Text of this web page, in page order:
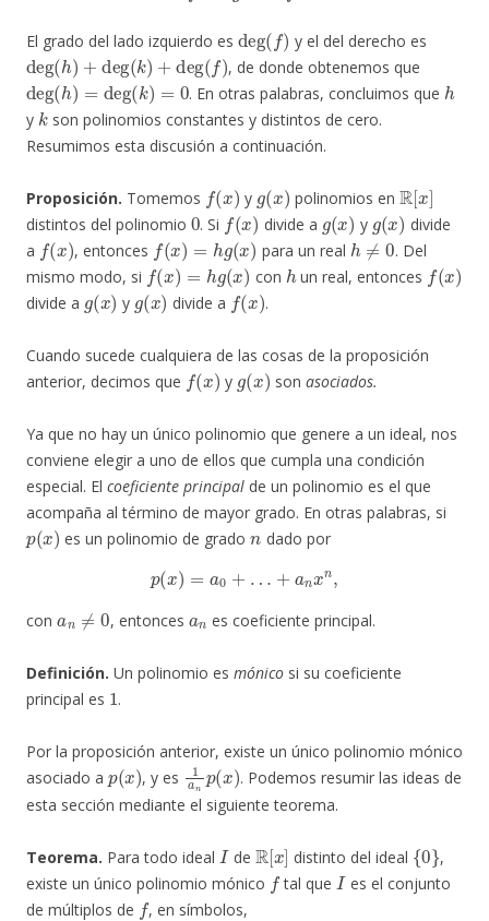
El grado del lado izquierdo es
deg( f)
y el del derecho es
deg(h)+deg(k)+deg(f)
, de donde obtenemos que
deg(h) = deg(k)= 0
. En otras palabras, concluimos que
h
y
k
son polinomios constantes y distintos de cero.
Resumimos esta discusión a continuación.
Proposición. Tomemos
(x
y
( )
polinomios en
R [x ]
distintos del polinomio
0
. Si
f(x)
divide a
g(x)
y
g(x )
divide
a
f(x)
, entonces
f(x)= h g( x)
para un real
h≠ 0
. Del
mismo modo, si
f (x)=h (x)
con
h
un real, entonces
f( x
divide a
g(x)
y
g (x)
divide a
f(x )
.
Cuando sucede cualquiera de las cosas de la proposición
anterior, decimos que
f(x)
y
g(x)
sonasociados.
Ya que no hay un único polinomio que genere a un ideal, nos
conviene elegir a uno de ellos que cumpla una condición
especial. El coeficiente principal de un polinomio es el que
acompaña al término de mayor grado. En otras palabras, si
p(x)
es un polinomio de grado
n
dado por
p( =a + an x n,
con
0
, entonces es coeficiente principal.
Definición. Un polinomio es mónico si su coeficiente
principal es
1
.
Por la proposición anterior, existe un único polinomio mónico
asociado a
p(x)
, y es
1anp(x)
. Podemos resumir las ideas de
esta sección mediante el siguiente teorema.
Teorema. Para todo ideal
I
de
R [x ]
distinto del ideal
{0}
,
existe un único polinomio mónico
f
tal que
I
es el conjunto
de múltiplos de
f
, en símbolos,